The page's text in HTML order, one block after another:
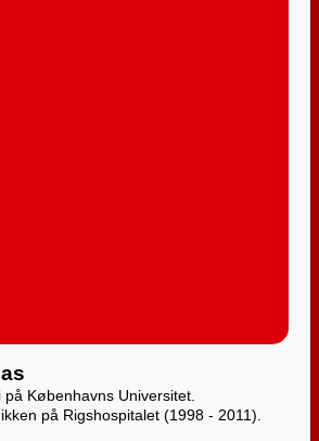
Københavns Universitet.
på Rigshospitalet (1998 - 2011).